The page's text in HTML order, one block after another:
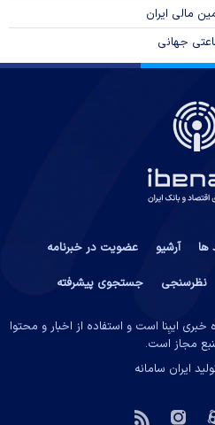
مالی ایران
جهانی
ها آرشیو
عضویت در خبرنامه
نظرسنجی جستجوی پیشرفته
ایبِنا است و استفاده از اخبار و محتوا
مجاز است.
ایران سامانه